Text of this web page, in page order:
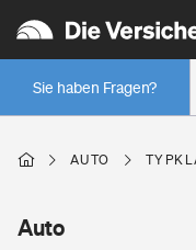
Sie haben Fragen?
Wer versichert was:
Regionalklassen: So
Wer versichert was:
AUTO
Auto